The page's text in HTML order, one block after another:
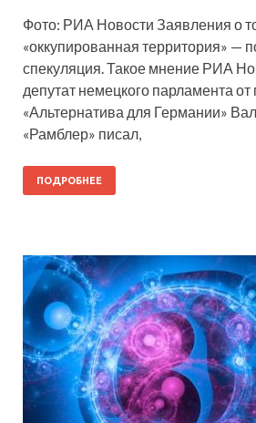
Фото: РИА Новости Заявления о
«оккупированная территория» —
спекуляция. Такое мнение РИА
депутат немецкого парламента от
«Альтернатива для Германии»
«Рамблер» писал,
ПОДРОБНЕЕ